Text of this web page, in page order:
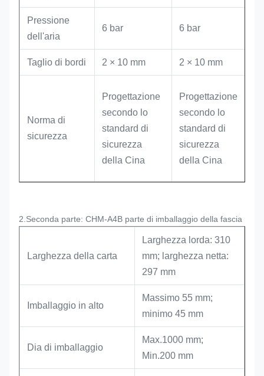
Pressione
dell'aria
6 bar 6 bar
Taglio di bordi 2 × 10 mm 2 × 10 mm
Norma di
sicurezza
Progettazione
secondo lo
standard di
sicurezza
della Cina
Progettazione
secondo lo
standard di
sicurezza
della Cina
2.Seconda parte: CHM-A4B parte di imballaggio della fascia
Larghezza della carta
Larghezza lorda: 310
mm; larghezza netta:
297 mm
Imballaggio in alto
Massimo 55 mm;
minimo 45 mm
Dia di imballaggio
Max.1000 mm;
Min.200 mm